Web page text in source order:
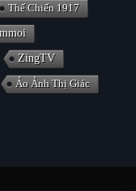
Thế Chiến 1917
ZingTV
Ảo Ảnh Thị Giác